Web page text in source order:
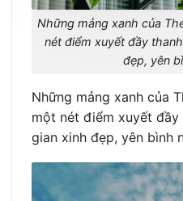
Những mảng xanh của
nét điểm xuyết đầy
đẹp, yên
Những mảng xanh của
một nét điểm xuyết
gian xinh đẹp, yên bình